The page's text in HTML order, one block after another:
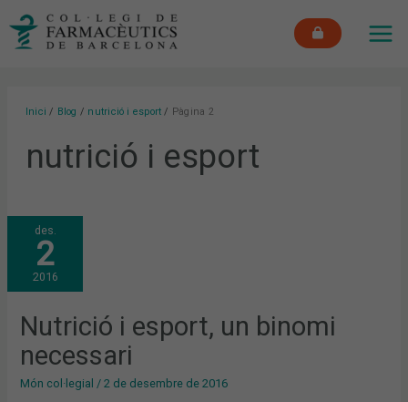
Inici Blog nutrició i esport Pàgina 2
nutrició i esport
des.
2
2016
Nutrició i esport, un binomi
necessari
Món col·legial /2 de desembre de 2016
NUTRICIÓ
I
ESPORT,
UN
BINOMI
NECESSARI